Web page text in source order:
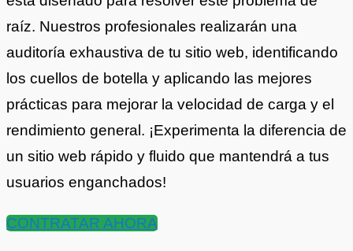
raíz. Nuestros profesionales realizarán una
auditoría exhaustiva de tu sitio web, identificando
los cuellos de botella y aplicando las mejores
prácticas para mejorar la velocidad de carga y el
rendimiento general. ¡Experimenta la diferencia de
un sitio web rápido y fluido que mantendrá a tus
usuarios enganchados!
CONTRATAR AHORA